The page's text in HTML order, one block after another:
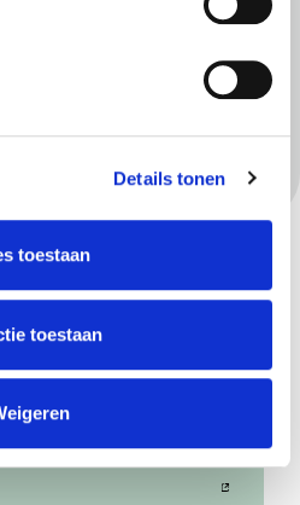
Details tonen
toestaan
toestaan
evenement
verordening 2014 (APV)